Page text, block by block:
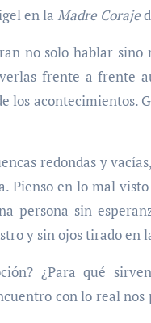
en la Madre Coraje
no solo hablar sino
frente a frente
los acontecimientos.
redondas y
Pienso en lo mal
persona sin
y sin ojos tirado en
¿Para qué
con lo real